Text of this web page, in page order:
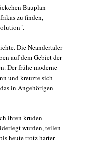
Bauplan
zu finden,
Die Neandertaler
auf dem Gebiet der
Der frühe moderne
und kreuzte sich
in Angehörigen
ihren kruden
wurden, teilen
heute trotz harter